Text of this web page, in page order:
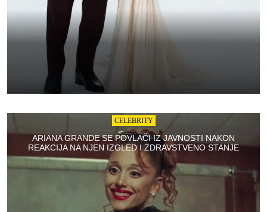
CELEBRITY
ARIANA GRANDE SE POVLAČI IZ JAVNOSTI NAKON
REAKCIJA NA NJEN IZGLED I ZDRAVSTVENO STANJE